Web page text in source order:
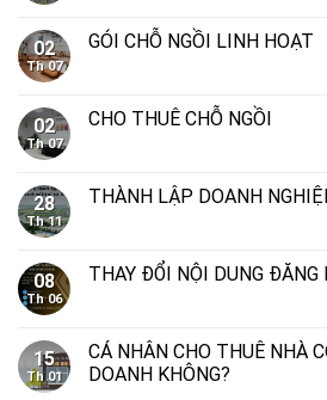
02
Th 07
GÓI CHỖ NGỒI LINH HOẠT
02
Th 07
CHO THUÊ CHỖ NGỒI
28
Th 11
THÀNH LẬP DOANH
08
Th 06
THAY ĐỔI NỘI DUNG ĐĂNG
15
Th 01
CÁ NHÂN CHO THUÊ NHÀ
DOANH KHÔNG?